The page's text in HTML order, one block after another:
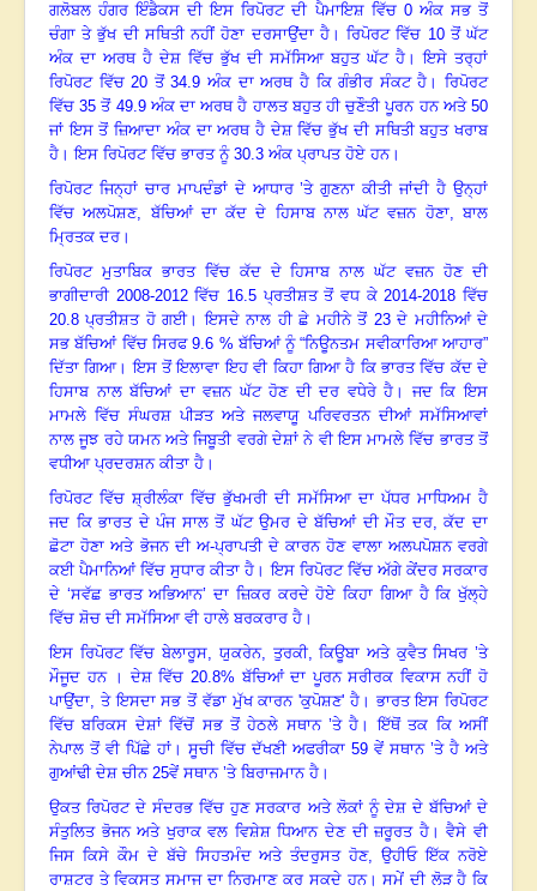
ਗਲੋਬਲ ਹੰਗਰ ਇੰਡੈਕਸ ਦੀ ਇਸ ਰਿਪੋਰਟ ਦੀ ਪੈਮਾਇਸ਼ ਵਿੱਚ 0 ਅੰਕ ਸਭ ਤੋਂ
ਚੰਗਾ ਤੇ ਭੁੱਖ ਦੀ ਸਥਿਤੀ ਨਹੀਂ ਹੋਣਾ ਦਰਸਾਉਂਦਾ ਹੈ। ਰਿਪੋਰਟ ਵਿੱਚ 10 ਤੋਂ ਘੱਟ
ਅੰਕ ਦਾ ਅਰਥ ਹੈ ਦੇਸ਼ ਵਿੱਚ ਭੁੱਖ ਦੀ ਸਮੱਸਿਆ ਬਹੁਤ ਘੱਟ ਹੈ। ਇਸੇ ਤਰ੍ਹਾਂ
ਰਿਪੋਰਟ ਵਿੱਚ 20 ਤੋਂ 34.9 ਅੰਕ ਦਾ ਅਰਥ ਹੈ ਕਿ ਗੰਭੀਰ ਸੰਕਟ ਹੈ। ਰਿਪੋਰਟ
ਵਿੱਚ 35 ਤੋਂ 49.9 ਅੰਕ ਦਾ ਅਰਥ ਹੈ ਹਾਲਤ ਬਹੁਤ ਹੀ ਚੁਣੌਤੀ ਪੂਰਨ ਹਨ ਅਤੇ 50
ਜਾਂ ਇਸ ਤੋਂ ਜ਼ਿਆਦਾ ਅੰਕ ਦਾ ਅਰਥ ਹੈ ਦੇਸ਼ ਵਿੱਚ ਭੁੱਖ ਦੀ ਸਥਿਤੀ ਬਹੁਤ ਖਰਾਬ
ਹੈ। ਇਸ ਰਿਪੋਰਟ ਵਿੱਚ ਭਾਰਤ ਨੂੰ 30.3 ਅੰਕ ਪ੍ਰਾਪਤ ਹੋਏ ਹਨ।
ਰਿਪੋਰਟ ਜਿਨ੍ਹਾਂ ਚਾਰ ਮਾਪਦੰਡਾਂ ਦੇ ਆਧਾਰ ’ਤੇ ਗੁਣਨਾ ਕੀਤੀ ਜਾਂਦੀ ਹੈ ਉਨ੍ਹਾਂ
ਵਿੱਚ ਅਲਪੋਸ਼ਣ, ਬੱਚਿਆਂ ਦਾ ਕੱਦ ਦੇ ਹਿਸਾਬ ਨਾਲ ਘੱਟ ਵਜ਼ਨ ਹੋਣਾ, ਬਾਲ
ਮ੍ਰਿਤਕ ਦਰ।
ਰਿਪੋਰਟ ਮੁਤਾਬਿਕ ਭਾਰਤ ਵਿੱਚ ਕੱਦ ਦੇ ਹਿਸਾਬ ਨਾਲ ਘੱਟ ਵਜ਼ਨ ਹੋਣ ਦੀ
ਭਾਗੀਦਾਰੀ 2008-2012 ਵਿੱਚ 16.5 ਪ੍ਰਤੀਸ਼ਤ ਤੋਂ ਵਧ ਕੇ 2014-2018 ਵਿੱਚ
20.8 ਪ੍ਰਤੀਸ਼ਤ ਹੋ ਗਈ। ਇਸਦੇ ਨਾਲ ਹੀ ਛੇ ਮਹੀਨੇ ਤੋਂ 23 ਦੇ ਮਹੀਨਿਆਂ ਦੇ
ਸਭ ਬੱਚਿਆਂ ਵਿੱਚ ਸਿਰਫ 9.6 % ਬੱਚਿਆਂ ਨੂੰ “ਨਿਊਨਤਮ ਸਵੀਕਾਰਿਆ ਆਹਾਰ”
ਦਿੱਤਾ ਗਿਆ।ਇਸ ਤੋਂ ਇਲਾਵਾ ਇਹ ਵੀ ਕਿਹਾ ਗਿਆ ਹੈ ਕਿ ਭਾਰਤ ਵਿੱਚ ਕੱਦ ਦੇ
ਹਿਸਾਬ ਨਾਲ ਬੱਚਿਆਂ ਦਾ ਵਜ਼ਨ ਘੱਟ ਹੋਣ ਦੀ ਦਰ ਵਧੇਰੇ ਹੈ । ਜਦ ਕਿ ਇਸ
ਮਾਮਲੇ ਵਿੱਚ ਸੰਘਰਸ਼ ਪੀੜਤ ਅਤੇ ਜਲਵਾਯੂ ਪਰਿਵਰਤਨ ਦੀਆਂ ਸਮੱਸਿਆਵਾਂ
ਨਾਲ ਜੂਝ ਰਹੇ ਯਮਨ ਅਤੇ ਜਿਬੂਤੀ ਵਰਗੇ ਦੇਸ਼ਾਂ ਨੇ ਵੀ ਇਸ ਮਾਮਲੇ ਵਿੱਚ ਭਾਰਤ ਤੋਂ
ਵਧੀਆ ਪ੍ਰਦਰਸ਼ਨ ਕੀਤਾ ਹੈ ।
ਰਿਪੋਰਟ ਵਿੱਚ ਸ਼੍ਰੀਲੰਕਾ ਵਿੱਚ ਭੁੱਖਮਰੀ ਦੀ ਸਮੱਸਿਆ ਦਾ ਪੱਧਰ ਮਾਧਿਅਮ ਹੈ
ਜਦ ਕਿ ਭਾਰਤ ਦੇ ਪੰਜ ਸਾਲ ਤੋਂ ਘੱਟ ਉਮਰ ਦੇ ਬੱਚਿਆਂ ਦੀ ਮੌਤ ਦਰ, ਕੱਦ ਦਾ
ਛੋਟਾ ਹੋਣਾ ਅਤੇ ਭੋਜਨ ਦੀ ਅ-ਪ੍ਰਾਪਤੀ ਦੇ ਕਾਰਨ ਹੋਣ ਵਾਲਾ ਅਲਪਪੋਸ਼ਨ ਵਰਗੇ
ਕਈ ਪੈਮਾਨਿਆਂ ਵਿੱਚ ਸੁਧਾਰ ਕੀਤਾ ਹੈ। ਇਸ ਰਿਪੋਰਟ ਵਿੱਚ ਅੱਗੇ ਕੇਂਦਰ ਸਰਕਾਰ
ਦੇ ‘ਸਵੱਛ ਭਾਰਤ ਅਭਿਆਨ’ ਦਾ ਜ਼ਿਕਰ ਕਰਦੇ ਹੋਏ ਕਿਹਾ ਗਿਆ ਹੈ ਕਿ ਖੁੱਲ੍ਹੇ
ਵਿੱਚ ਸ਼ੋਚ ਦੀ ਸਮੱਸਿਆ ਵੀ ਹਾਲੇ ਬਰਕਰਾਰ ਹੈ ।
ਇਸ ਰਿਪੋਰਟ ਵਿੱਚ ਬੇਲਾਰੂਸ, ਯੁਕਰੇਨ, ਤੁਰਕੀ, ਕਿਊਬਾ ਅਤੇ ਕੁਵੈਤ ਸਿਖਰ ’ਤੇ
ਮੌਜੂਦ ਹਨ । ਦੇਸ਼ ਵਿੱਚ 20.8% ਬੱਚਿਆਂ ਦਾ ਪੂਰਨ ਸਰੀਰਕ ਵਿਕਾਸ ਨਹੀਂ ਹੋ
ਪਾਉਂਦਾ, ਤੇ ਇਸਦਾ ਸਭ ਤੋਂ ਵੱਡਾ ਮੁੱਖ ਕਾਰਨ 'ਕੁਪੋਸ਼ਣ' ਹੈ। ਭਾਰਤ ਇਸ ਰਿਪੋਰਟ
ਵਿੱਚ ਬਰਿਕਸ ਦੇਸ਼ਾਂ ਵਿੱਚੋਂ ਸਭ ਤੋਂ ਹੇਠਲੇ ਸਥਾਨ ’ਤੇ ਹੈ। ਇੱਥੋਂ ਤਕ ਕਿ ਅਸੀਂ
ਨੇਪਾਲ ਤੋਂ ਵੀ ਪਿੱਛੇ ਹਾਂ । ਸੂਚੀ ਵਿੱਚ ਦੱਖਣੀ ਅਫਰੀਕਾ 59 ਵੇਂ ਸਥਾਨ ’ਤੇ ਹੈ ਅਤੇ
ਗੁਆਂਢੀ ਦੇਸ਼ ਚੀਨ 25ਵੇਂ ਸਥਾਨ ’ਤੇ ਬਿਰਾਜਮਾਨ ਹੈ ।
ਉਕਤ ਰਿਪੋਰਟ ਦੇ ਸੰਦਰਭ ਵਿੱਚ ਹੁਣ ਸਰਕਾਰ ਅਤੇ ਲੋਕਾਂ ਨੂੰ ਦੇਸ਼ ਦੇ ਬੱਚਿਆਂ ਦੇ
ਸੰਤੁਲਿਤ ਭੋਜਨ ਅਤੇ ਖੁਰਾਕ ਵਲ ਵਿਸ਼ੇਸ਼ ਧਿਆਨ ਦੇਣ ਦੀ ਜ਼ਰੂਰਤ ਹੈ। ਵੈਸੇ ਵੀ
ਜਿਸ ਕਿਸੇ ਕੌਮ ਦੇ ਬੱਚੇ ਸਿਹਤਮੰਦ ਅਤੇ ਤੰਦਰੁਸਤ ਹੋਣ, ਉਹੀਓ ਇੱਕ ਨਰੋਏ
ਰਾਸ਼ਟਰ ਤੇ ਵਿਕਸਤ ਸਮਾਜ ਦਾ ਨਿਰਮਾਣ ਕਰ ਸਕਦੇ ਹਨ।ਸਮੇਂ ਦੀ ਲੋੜ ਹੈ ਕਿ